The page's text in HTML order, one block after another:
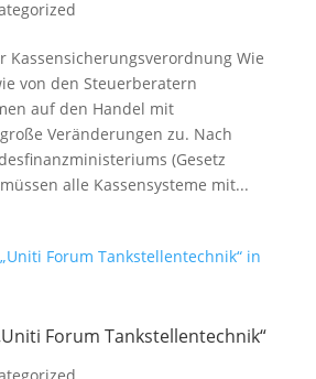
Kassensicherungsverordnung Wie
von den Steuerberatern
auf den Handel mit
Veränderungen zu. Nach
(Gesetz
alle Kassensysteme mit...
Forum Tankstellentechnik“